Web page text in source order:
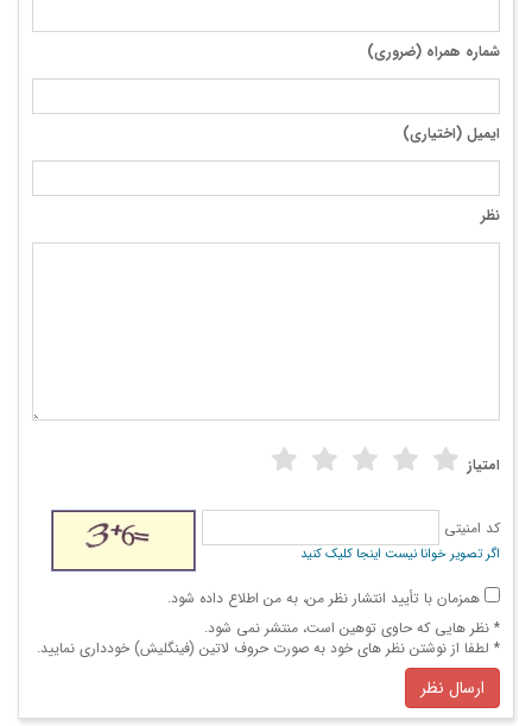
شماره همراه (ضروری)
ایمیل (اختیاری)
نظر
امتیاز
کد امنیتی
اگر تصویر خوانا نیست اینجا کلیک کنید
همزمان با تأیید انتشار نظر من، به من اطلاع داده شود.
* نظر هایی كه حاوی توهین است، منتشر نمی شود.
* لطفا از نوشتن نظر های خود به صورت حروف لاتین (فینگلیش) خودداری نمایید.
ارسال نظر